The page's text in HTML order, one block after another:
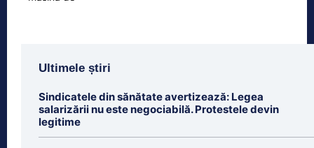
Ultimele știri
Sindicatele din sănătate avertizează: Legea
salarizării nu este negociabilă. Protestele devin
legitime